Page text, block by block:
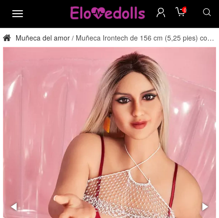
menú
0
Muñeca del amor / Muñeca Irontech de 156 cm (5,25 pies) con
copa E, de TPE, para adultos. Directo de fábrica.